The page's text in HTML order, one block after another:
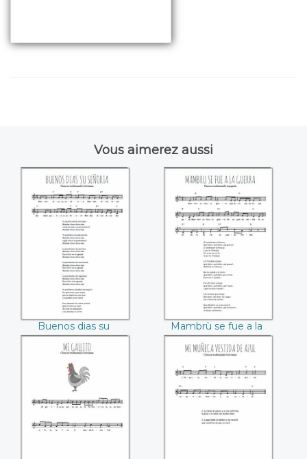
Vous aimerez aussi
Buenos dias su
senoria
Buenos dias su
senoria
Mambrù se fue a la
guerra
Mambrù se fue a la
guerra
Mi gallito
Mi muneca vestida
de azul